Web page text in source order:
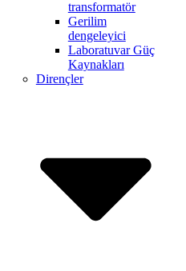
transformatör
Gerilim
dengeleyici
Laboratuvar Güç
Kaynakları
Dirençler